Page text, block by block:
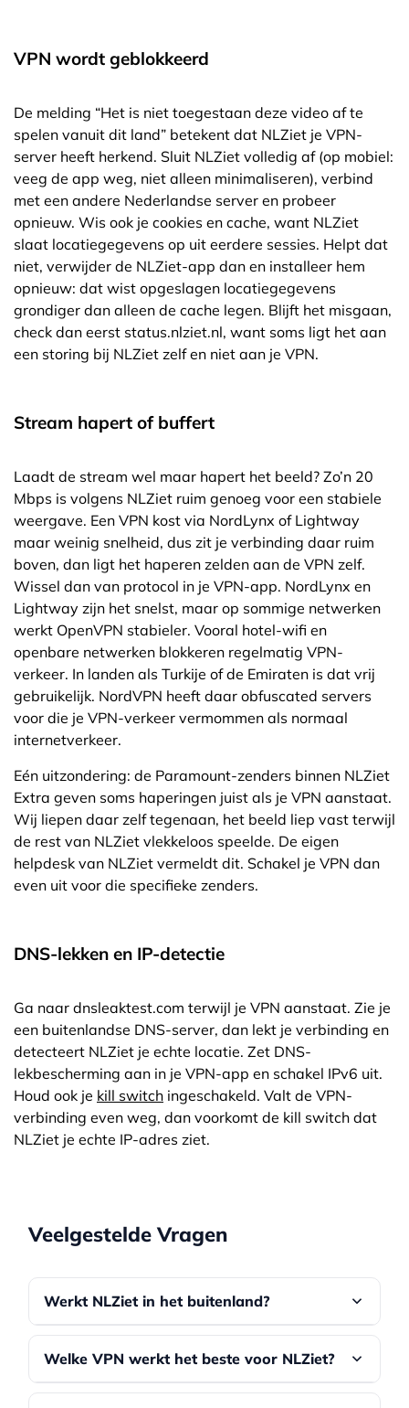
VPN wordt geblokkeerd
De melding “Het is niet toegestaan deze video af te
spelen vanuit dit land” betekent dat NLZiet je VPN-
server heeft herkend. Sluit NLZiet volledig af (op mobiel:
veeg de app weg, niet alleen minimaliseren), verbind
met een andere Nederlandse server en probeer
opnieuw. Wis ook je cookies en cache, want NLZiet
slaat locatiegegevens op uit eerdere sessies. Helpt dat
niet, verwijder de NLZiet-app dan en installeer hem
opnieuw: dat wist opgeslagen locatiegegevens
grondiger dan alleen de cache legen. Blijft het misgaan,
check dan eerst status.nlziet.nl, want soms ligt het aan
een storing bij NLZiet zelf en niet aan je VPN.
Stream hapert of buffert
Laadt de stream wel maar hapert het beeld? Zo’n 20
Mbps is volgens NLZiet ruim genoeg voor een stabiele
weergave. Een VPN kost via NordLynx of Lightway
maar weinig snelheid, dus zit je verbinding daar ruim
boven, dan ligt het haperen zelden aan de VPN zelf.
Wissel dan van protocol in je VPN-app. NordLynx en
Lightway zijn het snelst, maar op sommige netwerken
werkt OpenVPN stabieler. Vooral hotel-wifi en
openbare netwerken blokkeren regelmatig VPN-
verkeer. In landen als Turkije of de Emiraten is dat vrij
gebruikelijk. NordVPN heeft daar obfuscated servers
voor die je VPN-verkeer vermommen als normaal
internetverkeer.
Eén uitzondering: de Paramount-zenders binnen NLZiet
Extra geven soms haperingen juist als je VPN aanstaat.
Wij liepen daar zelf tegenaan, het beeld liep vast terwijl
de rest van NLZiet vlekkeloos speelde. De eigen
helpdesk van NLZiet vermeldt dit. Schakel je VPN dan
even uit voor die specifieke zenders.
DNS-lekken en IP-detectie
Ga naar dnsleaktest.com terwijl je VPN aanstaat. Zie je
een buitenlandse DNS-server, dan lekt je verbinding en
detecteert NLZiet je echte locatie. Zet DNS-
lekbescherming aan in je VPN-app en schakel IPv6 uit.
Houd ook je kill switch ingeschakeld. Valt de VPN-
verbinding even weg, dan voorkomt de kill switch dat
NLZiet je echte IP-adres ziet.
Veelgestelde Vragen
Werkt NLZiet in het buitenland?
kunt je favoriete programma’s gewoon blijven
kijken in landen zoals Spanje, Frankrijk, Italië of
Welke VPN werkt het beste voor NLZiet?